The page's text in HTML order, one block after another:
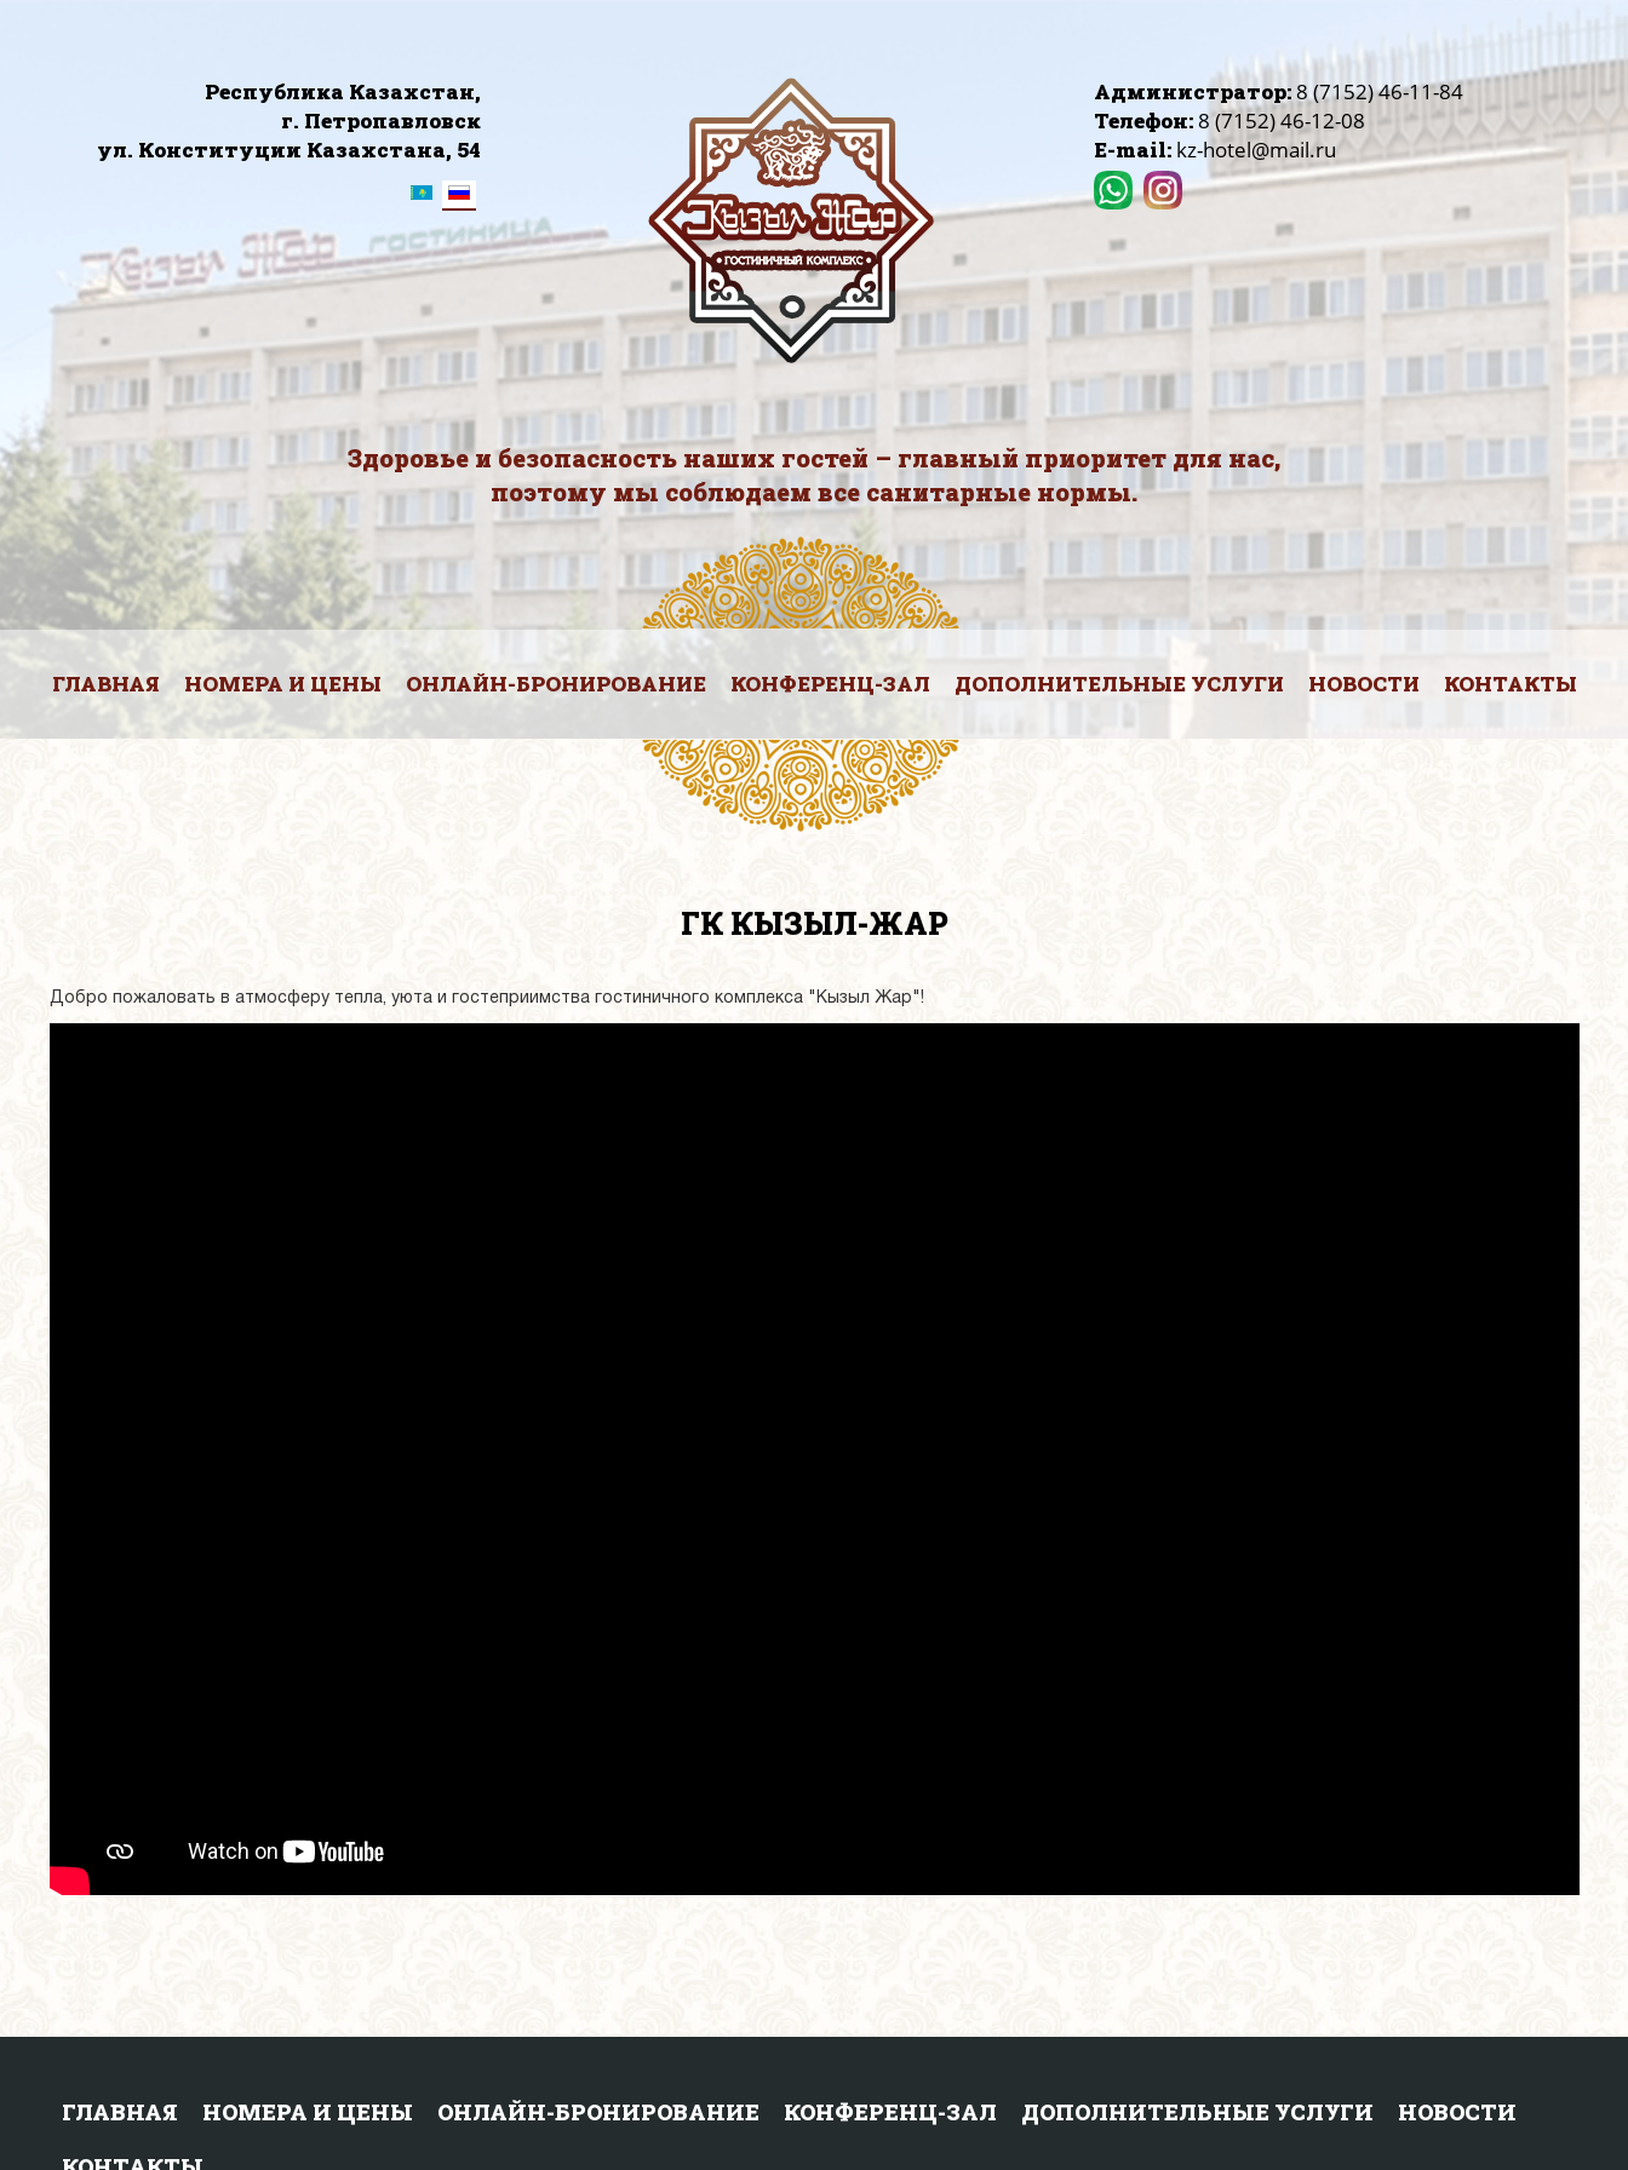
Республика Казахстан,
г. Петропавловск
ул. Конституции Казахстана, 54
Администратор: 8 (7152) 46-11-84
Телефон:8 (7152) 46-12-08
E-mail: kz-hotel@mail.ru
Здоровье и безопасность наших гостей – главный приоритет для нас,
поэтому мы соблюдаем все санитарные нормы.
ГЛАВНАЯ НОМЕРА И ЦЕНЫ ОНЛАЙН-БРОНИРОВАНИЕ КОНФЕРЕНЦ-ЗАЛ ДОПОЛНИТЕЛЬНЫЕ УСЛУГИ НОВОСТИ КОНТАКТЫ
ГК КЫЗЫЛ-ЖАР
Добро пожаловать в атмосферу тепла, уюта и гостеприимства гостиничного комплекса "Кызыл Жар"!
ГЛАВНАЯ НОМЕРА И ЦЕНЫ ОНЛАЙН-БРОНИРОВАНИЕ КОНФЕРЕНЦ-ЗАЛ ДОПОЛНИТЕЛЬНЫЕ УСЛУГИ
НОВОСТИ